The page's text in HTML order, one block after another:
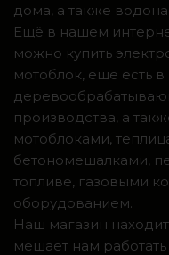
дома, а также
Ещё в нашем
можно купить
мотоблок, ещё есть в
производства, а
мотоблоками,
бетономешалками,
топливе, газовыми
оборудованием.
Наш магазин
мешает нам